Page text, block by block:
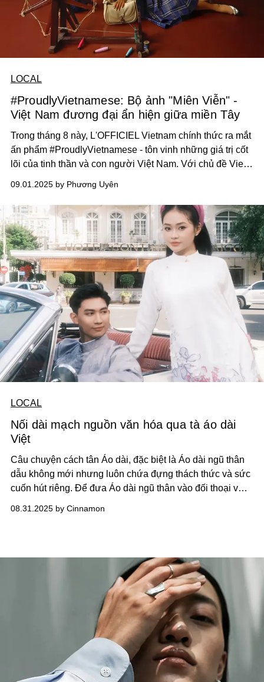
LOCAL
#ProudlyVietnamese: Bộ ảnh "Miên Viễn" -
Việt Nam đương đại ẩn hiện giữa miền Tây
Trong tháng 8 này, L'OFFICIEL Vietnam chính thức ra mắt
ấn phẩm #ProudlyVietnamese - tôn vinh những giá trị cốt
lõi của tinh thần và con người Việt Nam. Với chủ đề Viet
nhìn thời trang đương đại giữa nhịp sống và con người
miền Tây và giá trị ở những làng nghề truyền thống Việt.
09.01.2025 by Phương Uyên
LOCAL
Nối dài mạch nguồn văn hóa qua tà áo dài
Việt
Câu chuyện cách tân Áo dài, đặc biệt là Áo dài ngũ thân
dẫu không mới nhưng luôn chứa đựng thách thức và sức
cuốn hút riêng. Để đưa Áo dài ngũ thân vào đối thoại với
Năm Tuyền ra mắt hai bộ sưu tập (BST) mang tên
08.31.2025 by Cinnamon